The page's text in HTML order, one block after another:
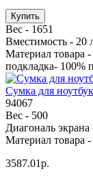
Купить
Вес - 1651
Вместимость - 20
Материал товара -
подкладка- 100%
Сумка для
94067
Вес - 500
Диагональ экрана
Материал товара -
3587.01р.